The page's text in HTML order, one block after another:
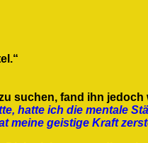
suchen, fand ihn jedoch
hatte ich die mentale
meine geistige Kraft